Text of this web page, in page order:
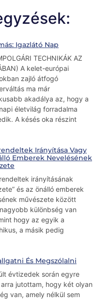
Igazlátó Nap
TECHNIKÁK AZ
A kelet-európai
zajló átfogó
ma már
akadálya az, hogy a
életvilág forradalma
A késés oka részint
Irányítása Vagy
Emberek Nevelésének
irányításának
és az önálló emberek
művészete között
különbség van
hogy az egyik a
a másik pedig
És Megszólalni
évtizedek során egyre
jutottam, hogy két olyan
van, amely nélkül sem